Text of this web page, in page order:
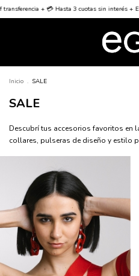
Hasta 3 cuotas sin interés + Envío Gratis
Inicio . SALE
SALE
Descubrí tus accesorios favoritos en
collares, pulseras de diseño y estilo